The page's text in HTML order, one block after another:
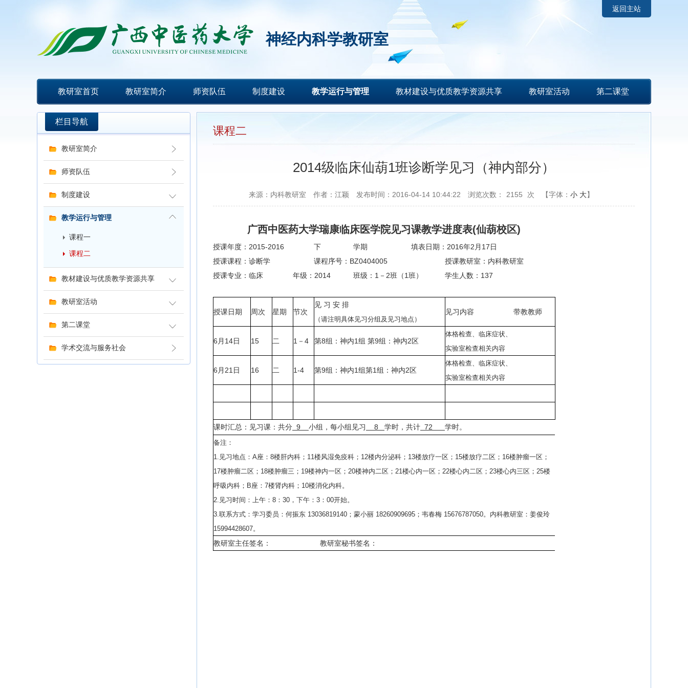
返回主站
神经内科学教研室
教研室首页 教研室简介 师资队伍 制度建设 教学运行与管理 教材建设与优质教学资源共享 教研室活动 第二课堂
栏目导航
教研室简介
师资队伍
制度建设
教学运行与管理
课程一
课程二
教材建设与优质教学资源共享
教研室活动
第二课堂
学术交流与服务社会
课程二
2014级临床仙葫1班诊断学见习（神内部分）
来源： 内科教研室 作者： 江颖 发布时间：2016-04-14 10:44:22 浏览次数： 2155 次 【字体： 小 大】
广西中医药大学瑞康临床医学院见习课教学进度表(仙葫校区)
授课年度：2015-2016 下 学期
填表日期：2016年2月17日
授课课程：诊断学
课程序号：BZ0404005
授课教研室：内科教研室
授课专业：临床
年级：2014 班级：1－2班（1班） 学生人数：137
授课日期 周次 星期 节次
见 习 安 排
（请注明具体见习分组及见习地点）
见习内容 带教教师
6月14日 15 二 1－4 第8组：神内1组 第9组：神内2区
体格检查、临床症状、
实验室检查相关内容
6月21日 16 二 1-4 第9组：神内1组第1组：神内2区
体格检查、临床症状、
实验室检查相关内容
课时汇总：见习课：共分 9 小组，每小组见习 8 学时，共计 72 学时。
备注：
1.见习地点：A座：8楼肝内科；11楼风湿免疫科；12楼内分泌科；13楼放疗一区；15楼放疗二区；16楼肿瘤一区；
17楼肿瘤二区；18楼肿瘤三；19楼神内一区；20楼神内二区；21楼心内一区；22楼心内二区；23楼心内三区；25楼
呼吸内科；B座：7楼肾内科；10楼消化内科。
2.见习时间：上午：8：30，下午：3：00开始。
3.联系方式：学习委员：何振东 13036819140；蒙小丽 18260909695；韦春梅 15676787050。内科教研室：姜俊玲
15994428607。
教研室主任签名： 教研室秘书签名：